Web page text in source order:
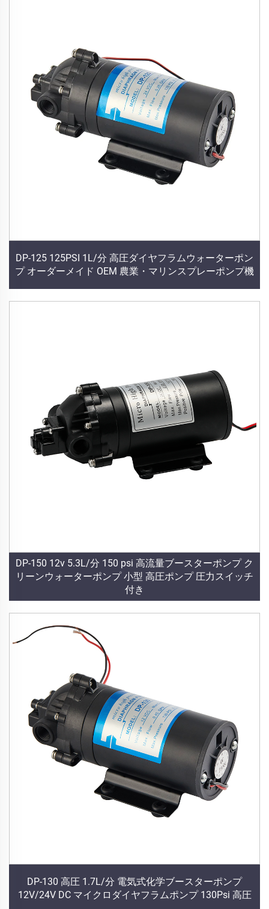
DP-125 125PSI 1L/分 高圧ダイヤフラムウォーターポン
プ オーダーメイド OEM 農業・マリンスプレーポンプ機
DP-150 12v 5.3L/分 150 psi 高流量ブースターポンプ ク
リーンウォーターポンプ 小型 高圧ポンプ 圧力スイッチ
付き
DP-130 高圧 1.7L/分 電気式化学ブースターポンプ
12V/24V DC マイクロダイヤフラムポンプ 130Psi 高圧